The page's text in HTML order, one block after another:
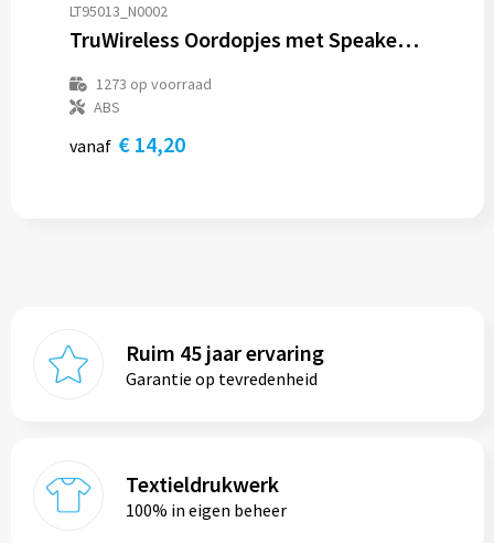
LT95013_N0002
TruWireless Oordopjes met Speaker 3W
1273 op voorraad
ABS
vanaf € 14,20
Ruim 45 jaar ervaring
Garantie op tevredenheid
Textieldrukwerk
100% in eigen beheer